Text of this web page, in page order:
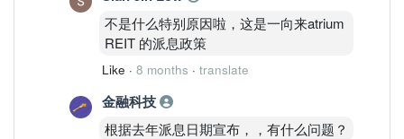
不是什么特别原因啦，这是一向来atrium
REIT 的派息政策
Like · 8 months · translate
金融科技
根据去年派息日期宣布，，有什么问题？